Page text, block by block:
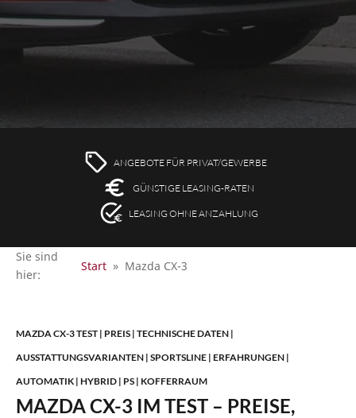
ANGEBOTE FÜR PRIVAT/GEWERBE
GÜNSTIGE LEASING-RATEN
LEASING OHNE ANZAHLUNG
Sie sind
hier:
Start » Mazda CX-3
MAZDA CX-3 TEST | PREIS | TECHNISCHE DATEN |
AUSSTATTUNGSVARIANTEN | SPORTSLINE | ERFAHRUNGEN |
AUTOMATIK | HYBRID | PS | KOFFERRAUM
MAZDA CX-3 IM TEST – PREISE,